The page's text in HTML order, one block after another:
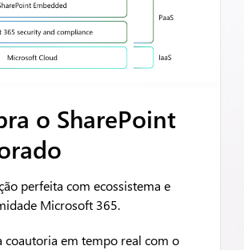
o SharePoint
perfeita com ecossistema e
Microsoft 365.
coautoria em tempo real com o